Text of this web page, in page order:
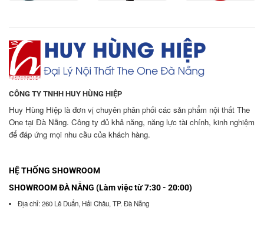
CÔNG TY TNHH HUY HÙNG HIỆP
Huy Hùng Hiệp là đơn vị chuyên phân phối các sản phẩm nội thất The
One tại Đà Nẵng. Công ty đủ khả năng, năng lực tài chính, kinh nghiệm
để đáp ứng mọi nhu cầu của khách hàng.
HỆ THỐNG SHOWROOM
SHOWROOM ĐÀ NẴNG (Làm việc từ 7:30 - 20:00)
Địa chỉ: 260 Lê Duẩn, Hải Châu, TP. Đà Nẵng